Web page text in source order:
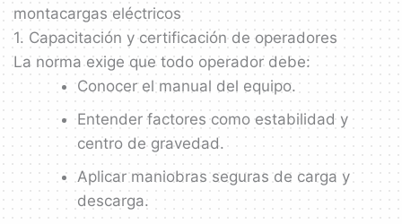
montacargas eléctricos
1. Capacitación y certificación de operadores
La norma exige que todo operador debe:
Conocer el manual del equipo.
Entender factores como estabilidad y
centro de gravedad.
Aplicar maniobras seguras de carga y
descarga.